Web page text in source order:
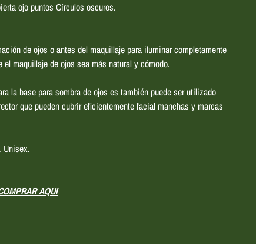
ojo puntos Círculos oscuros.
de ojos o antes del maquillaje para iluminar completamente
maquillaje de ojos sea más natural y cómodo.
la base para sombra de ojos es también puede ser utilizado
que pueden cubrir eficientemente facial manchas y marcas
Unisex.
AQUI